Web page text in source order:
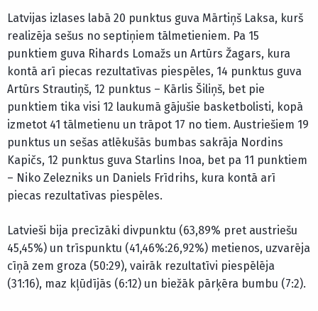
Latvijas izlases labā 20 punktus guva Mārtiņš Laksa, kurš
realizēja sešus no septiņiem tālmetieniem. Pa 15
punktiem guva Rihards Lomažs un Artūrs Žagars, kura
kontā arī piecas rezultatīvas piespēles, 14 punktus guva
Artūrs Strautiņš, 12 punktus – Kārlis Šiliņš, bet pie
punktiem tika visi 12 laukumā gājušie basketbolisti, kopā
izmetot 41 tālmetienu un trāpot 17 no tiem. Austriešiem 19
punktus un sešas atlēkušās bumbas sakrāja Nordins
Kapičs, 12 punktus guva Starlins Inoa, bet pa 11 punktiem
– Niko Zelezniks un Daniels Frīdrihs, kura kontā arī
piecas rezultatīvas piespēles.
Latvieši bija precīzāki divpunktu (63,89% pret austriešu
45,45%) un trīspunktu (41,46%:26,92%) metienos, uzvarēja
cīņā zem groza (50:29), vairāk rezultatīvi piespēlēja
(31:16), maz kļūdījās (6:12) un biežāk pārķēra bumbu (7:2).